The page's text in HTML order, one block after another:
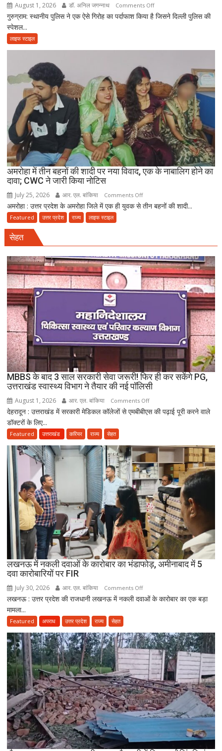
वृद्धाश्रम
August 1, 2026 डॉ. अनिल जगन्नाथ Comments Offon
गुरुग्राम
रेड,
₹25
लाख
रंगदारी
गैंग
गिरफ्तार
गुरुग्राम: स्थानीय पुलिस ने एक ऐसे गिरोह का पर्दाफाश किया है जिसने दिल्ली पुलिस की
स्पेशल...
लाइफ स्टाइल
अमरोहा में तीन बहनों की शादी पर नया विवाद, एक के नाबालिग होने का
दावा; CWC ने जारी किया नोटिस
July 25, 2026 आर. एल. बांकिया Comments Offon
अमरोहा
की
शादी
पर
नया
विवाद,
के
नाबालिग
का
दावा;
CWC
ने
जारी
किया
नोटिस
अमरोहा : उत्तर प्रदेश के अमरोहा जिले में एक ही युवक से तीन बहनों की शादी...
Featured उत्तर प्रदेश राज्य लाइफ स्टाइल
सेहत
MBBS के बाद 3 साल सरकारी सेवा जरूरी! फिर ही कर सकेंगे PG,
उत्तराखंड स्वास्थ्य विभाग ने तैयार की नई पॉलिसी
August 1, 2026 आर. एल. बांकिया Comments Offon
MBBS
3
साल
सरकारी
सेवा
जरूरी!
फिर
ही
कर
सकेंगे
PG,
उत्तराखंड
स्वास्थ्य
तैयार
देहरादून : उत्तराखंड में सरकारी मेडिकल कॉलेजों से एमबीबीएस की पढ़ाई पूरी करने वाले
डॉक्टरों के लिए...
Featured उत्तराखंड करियर राज्य सेहत
लखनऊ में नकली दवाओं के कारोबार का भंडाफोड़, अमीनाबाद में 5
दवा कारोबारियों पर FIR
July 30, 2026 आर. एल. बांकिया Comments Offon
लखनऊ
के
कारोबार
का
भंडाफोड़,
अमीनाबाद
में
5
दवा
पर
लखनऊ : उत्तर प्रदेश की राजधानी लखनऊ में नकली दवाओं के कारोबार का एक बड़ा
मामला...
Featured अपराध उत्तर प्रदेश राज्य सेहत